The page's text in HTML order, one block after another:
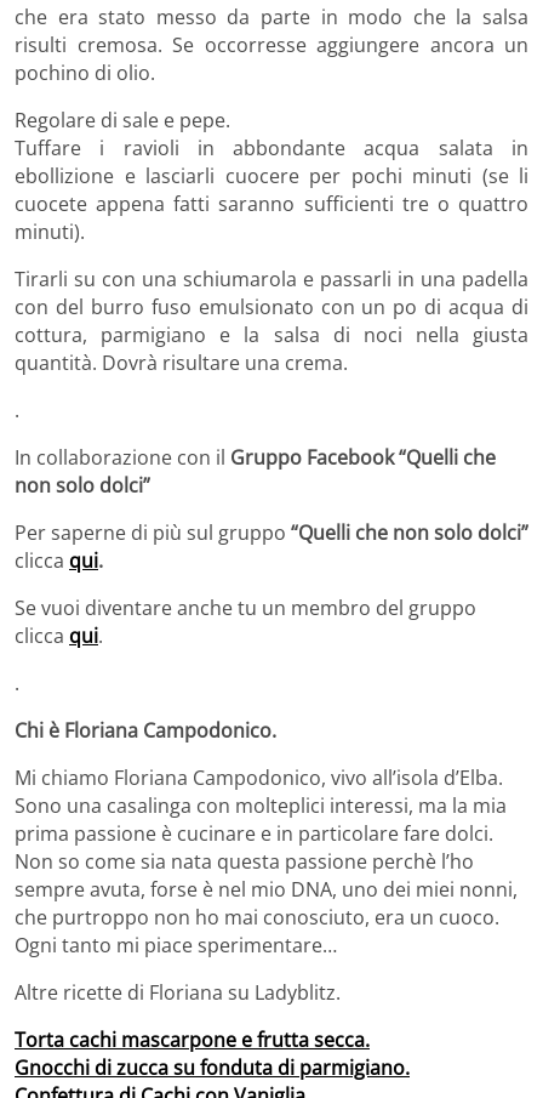
che era stato messo da parte in modo che la salsa
risulti cremosa. Se occorresse aggiungere ancora un
pochino di olio.
Regolare di sale e pepe.
Tuffare i ravioli in abbondante acqua salata in
ebollizione e lasciarli cuocere per pochi minuti (se li
cuocete appena fatti saranno sufficienti tre o quattro
minuti).
Tirarli su con una schiumarola e passarli in una padella
con del burro fuso emulsionato con un po di acqua di
cottura, parmigiano e la salsa di noci nella giusta
quantità. Dovrà risultare una crema.
.
In collaborazione con il Gruppo Facebook“Quelli che
non solo dolci”
Per saperne di più sul gruppo “Quelli che non solo dolci”
clicca qui.
Se vuoi diventare anche tu un membro del gruppo
clicca qui.
.
Chi è Floriana Campodonico.
Mi chiamo Floriana Campodonico, vivo all’isola d’Elba.
Sono una casalinga con molteplici interessi, ma la mia
prima passione è cucinare e in particolare fare dolci.
Non so come sia nata questa passione perchè l’ho
sempre avuta, forse è nel mio DNA, uno dei miei nonni,
che purtroppo non ho mai conosciuto, era un cuoco.
Ogni tanto mi piace sperimentare…
Altre ricette di Floriana su Ladyblitz.
Torta cachi mascarpone e frutta secca.
Gnocchi di zucca su fonduta di parmigiano.